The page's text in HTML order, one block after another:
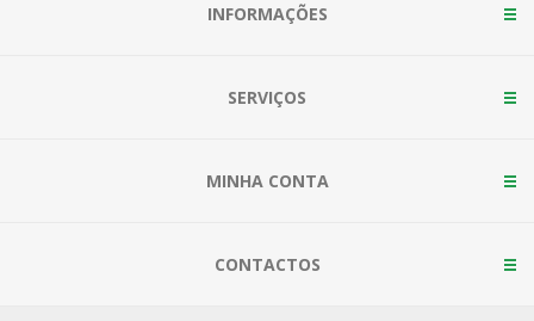
INFORMAÇÕES
SERVIÇOS
MINHA CONTA
CONTACTOS